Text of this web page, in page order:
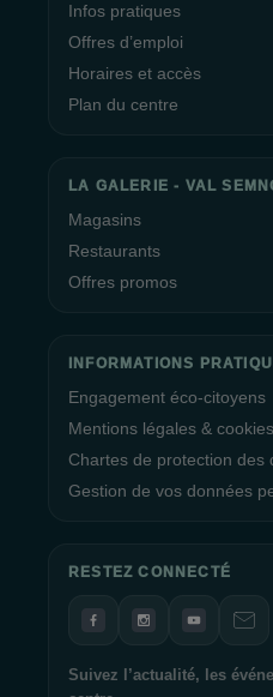
Infos pratiques
Offres d’emploi
Horaires et accès
Plan du centre
LA GALERIE - VAL
Magasins
Restaurants
Offres promos
INFORMATIONS
Engagement éco-citoyens
Mentions légales &
Chartes de protection des
Gestion de vos données
RESTEZ CONNECTÉ
Suivez l’actualité, les